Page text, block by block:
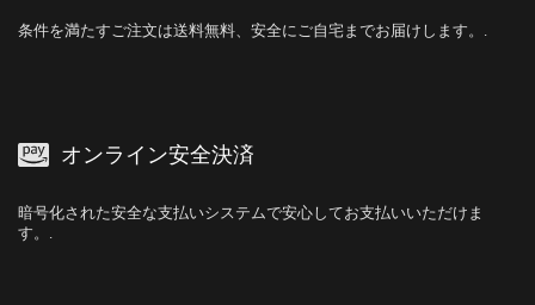
条件を満たすご注文は送料無料、安全にご自宅までお届けします。.
オンライン安全決済
暗号化された安全な支払いシステムで安心してお支払いいただけま
す。.